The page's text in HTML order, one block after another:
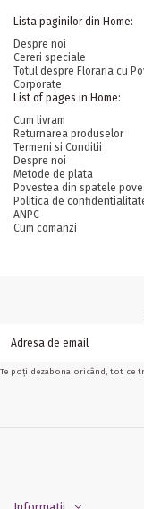
Lista paginilor din Home:
Despre noi
Cereri speciale
Totul despre Floraria cu
Corporate
List of pages in Home:
Cum livram
Returnarea produselor
Termeni si Conditii
Despre noi
Metode de plata
Povestea din spatele
Politica de
ANPC
Cum comanzi
Te poți dezabona oricând, tot ce